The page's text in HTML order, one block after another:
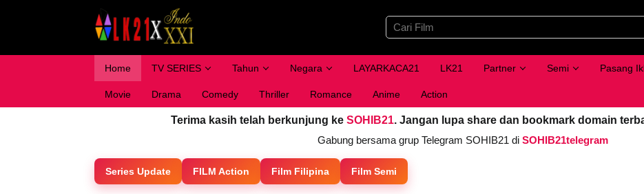
Home TV SERIES Tahun Negara LAYARKACA21 LK21 Partner Semi Pasang
Movie Drama Comedy Thriller Romance Anime Action
Terima kasih telah berkunjung ke SOHIB21. Jangan lupa share dan bookmark domain
Gabung bersama grup Telegram SOHIB21 di SOHIB21telegram
Series Update FILM Action Film Filipina Film Semi